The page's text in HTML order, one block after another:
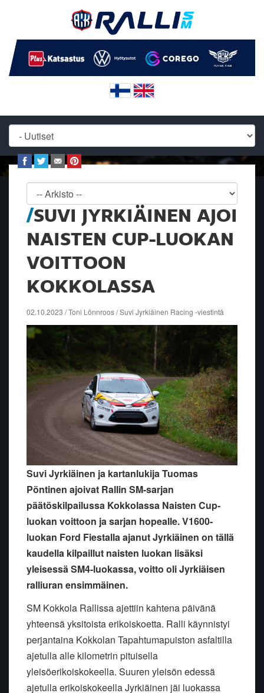
SUVI JYRKIÄINEN AJOI
NAISTEN CUP-LUOKAN
VOITTOON
KOKKOLASSA
02.10.2023 / Toni Lönnroos / Suvi Jyrkiäinen Racing -viestintä
Suvi Jyrkiäinen ja kartanlukija Tuomas
Pöntinen ajoivat Rallin SM-sarjan
päätöskilpailussa Kokkolassa Naisten Cup-
luokan voittoon ja sarjan hopealle. V1600-
luokan Ford Fiestalla ajanut Jyrkiäinen on tällä
kaudella kilpaillut naisten luokan lisäksi
yleisessä SM4-luokassa, voitto oli Jyrkiäisen
ralliuran ensimmäinen.
SM Kokkola Rallissa ajettiin kahtena päivänä
yhteensä yksitoista erikoiskoetta. Ralli käynnistyi
perjantaina Kokkolan Tapahtumapuiston asfaltilla
ajetulla alle kilometrin pituisella
yleisöerikoiskokeella. Suuren yleisön edessä
ajetulla erikoiskokeella Jyrkiäinen jäi luokassa